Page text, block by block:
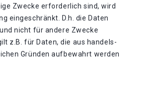
Zwecke erforderlich sind, wird
eingeschränkt. D.h. die Daten
nicht für andere Zwecke
z.B. für Daten, die aus handels-
Gründen aufbewahrt werden